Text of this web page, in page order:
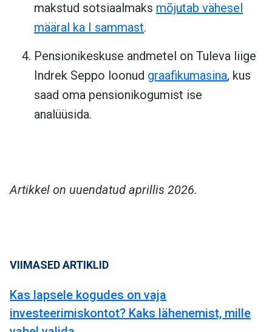
makstud sotsiaalmaks mõjutab vähesel
määral ka I sammast.
Pensionikeskuse andmetel on Tuleva liige
Indrek Seppo loonud graafikumasina, kus
saad oma pensionikogumist ise
analüüsida.
Artikkel on uuendatud aprillis 2026.
VIIMASED ARTIKLID
Kas lapsele kogudes on vaja
investeerimiskontot? Kaks lähenemist, mille